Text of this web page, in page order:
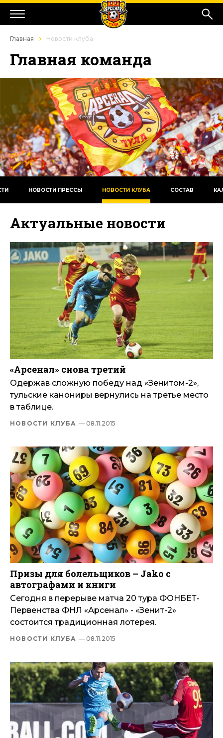
Главная Новости клуба
Главная команда
НОВОСТИ ПРЕССЫ НОВОСТИ КЛУБА СОСТАВ
Актуальные новости
«Арсенал» снова третий
Одержав сложную победу над «Зенитом-2»,
тульские канониры вернулись на третье место
в таблице.
НОВОСТИ КЛУБА — 08.11.2015
Призы для болельщиков – Jako с
автографами и книги
Сегодня в перерыве матча 20 тура ФОНБЕТ-
Первенства ФНЛ «Арсенал» - «Зенит-2»
состоится традиционная лотерея.
НОВОСТИ КЛУБА — 08.11.2015